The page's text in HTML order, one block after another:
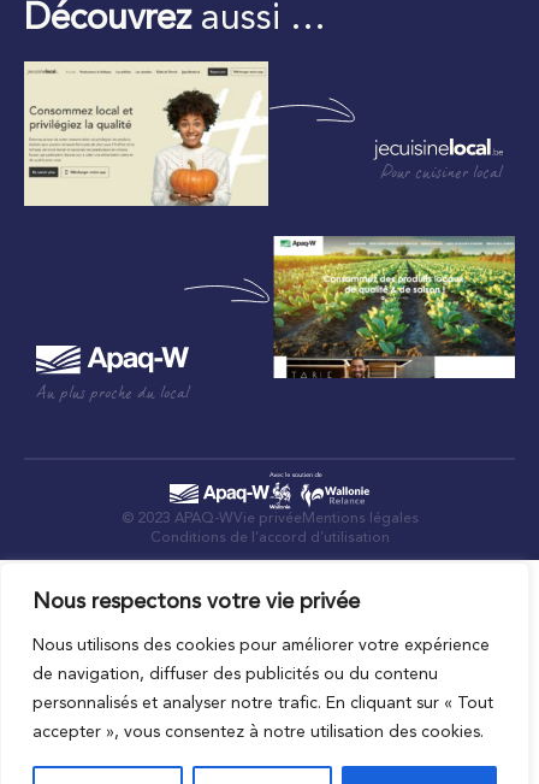
Nous respectons votre vie privée
Nous utilisons des cookies pour améliorer votre expérience
de navigation, diffuser des publicités ou du contenu
personnalisés et analyser notre trafic. En cliquant sur « Tout
accepter », vous consentez à notre utilisation des cookies.
Découvrezaussi …
Pour cuisiner local
Au plus proche du local
© 2023 APAQ-WVie privée Mentions légales
Conditions de l’accord d’utilisation